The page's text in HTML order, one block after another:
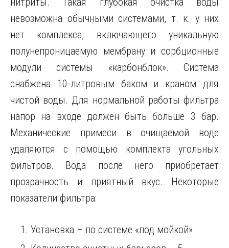
невозможна обычными системами, т. к. у них
нет комплекса, включающего уникальную
полунепроницаемую мембрану и сорбционные
модули системы «карбонблок». Система
снабжена 10-литровым баком и краном для
чистой воды. Для нормальной работы фильтра
напор на входе должен быть больше 3 бар.
Механические примеси в очищаемой воде
удаляются с помощью комплекта угольных
фильтров. Вода после него приобретает
прозрачность и приятный вкус. Некоторые
показатели фильтра:
Установка – по системе «под мойкой».